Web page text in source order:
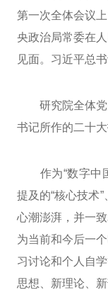
第一次全体会议
央政治局常委在
见面。习近平总
研究院全体党
书记所作的二十
作为“数字中国
提及的“核心技术”
心潮澎湃，并一
为当前和今后一
习讨论和个人自
思想、新理论、